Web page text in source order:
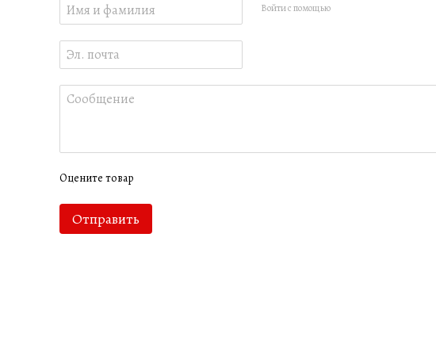
Войти с помощью
Оцените товар
Отправить